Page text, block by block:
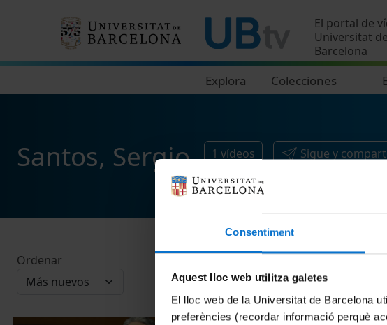
Consentiment
Aquest lloc web utilitza galetes
El lloc web de la Universitat de Barcelona
preferències (recordar informació perquè
El portal de
Universitat de
Barcelona
Explora Colecciones
Santos, Sergio 1 vídeos Sigue y
Ordenar